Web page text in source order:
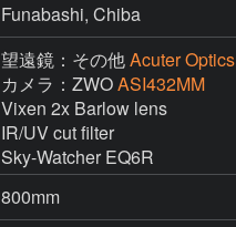
Funabashi, Chiba
望遠鏡：その他Acuter
カメラ：ZWOASI432MM
Vixen 2x Barlow lens
IR/UV cut filter
Sky-Watcher EQ6R
800mm